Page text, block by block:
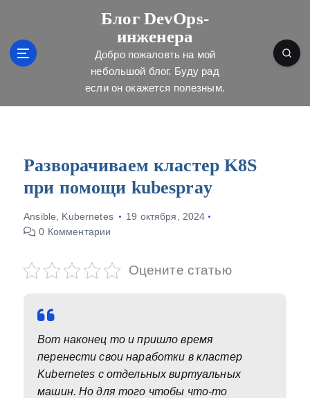
Блог DevOps-
инженера
Добро пожаловть на мой
небольшой блог. Буду рад
если он окажется полезным.
Разворачиваем кластер K8S
при помощи kubespray
Ansible, Kubernetes
19 октября, 2024
0 Комментарии
Оцените статью
Вот наконец то и пришло время
перенести свои наработки в кластер
Kubernetes с отдельных виртуальных
машин. Но для того чтобы что-то